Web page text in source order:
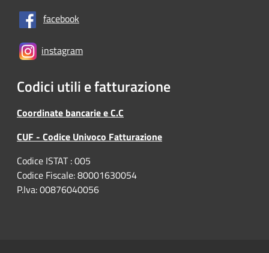
facebook
instagram
Codici utili e fatturazione
Coordinate bancarie e C.C
CUF - Codice Univoco Fatturazione
Codice ISTAT : 005
Codice Fiscale: 80001630054
P.Iva: 00876040056